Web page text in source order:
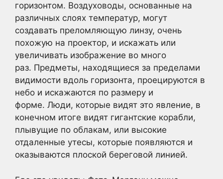
горизонтом. Воздуховоды, основанные на
различных слоях температур, могут
создавать преломляющую линзу, очень
похожую на проектор, и искажать или
увеличивать изображение во много
раз. Предметы, находящиеся за пределами
видимости вдоль горизонта, проецируются в
небо и искажаются по размеру и
форме. Люди, которые видят это явление, в
конечном итоге видят гигантские корабли,
плывущие по облакам, или высокие
отдаленные утесы, которые появляются и
оказываются плоской береговой линией.